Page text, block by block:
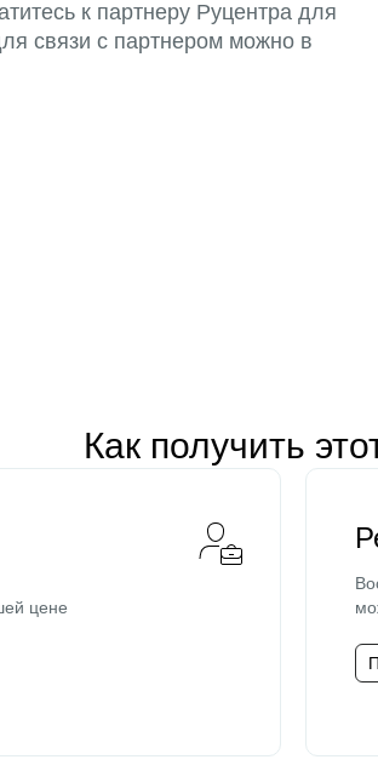
к партнеру Руцентра для
связи с партнером можно в
Как получить
цене